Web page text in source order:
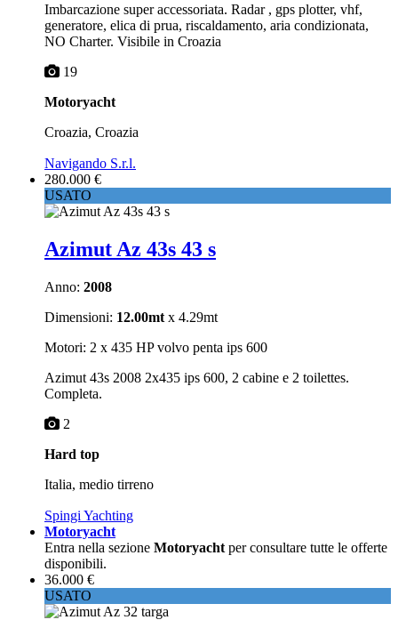
Imbarcazione super accessoriata. Radar , gps plotter, vhf,
generatore, elica di prua, riscaldamento, aria condizionata,
NO Charter. Visibile in Croazia
19
Motoryacht
Croazia, Croazia
Navigando S.r.l.
280.000 €
USATO
Azimut Az 43s 43 s
Anno: 2008
Dimensioni: 12.00mt x 4.29mt
Motori: 2 x 435 HP volvo penta ips 600
Azimut 43s 2008 2x435 ips 600, 2 cabine e 2 toilettes.
Completa.
2
Hard top
Italia, medio tirreno
Spingi Yachting
Motoryacht
Entra nella sezione Motoryacht per consultare tutte le offerte
disponibili.
36.000 €
USATO